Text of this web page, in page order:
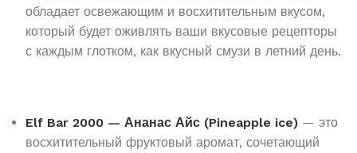
обладает освежающим и восхитительным вкусом,
который будет оживлять ваши вкусовые рецепторы
с каждым глотком, как вкусный смузи в летний день.
Elf Bar 2000 — Ананас Айс (Pineapple ice) — это
восхитительный фруктовый аромат, сочетающий